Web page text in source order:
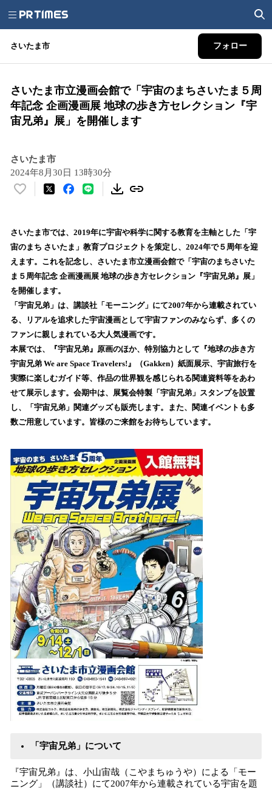
さいたま市 フォロー
さいたま市立漫画会館で「宇宙のまちさいたま５周
年記念 企画漫画展 地球の歩き方セレクション『宇
宙兄弟』展」を開催します
さいたま市
2024年8月30日 13時30分
い
！
数
を
読
込
み
中
で
す
さいたま市では、2019年に宇宙や科学に関する教育を主軸とした「宇
宙のまち さいたま」教育プロジェクトを策定し、2024年で５周年を迎
えます。これを記念し、さいたま市立漫画会館で「宇宙のまちさいた
ま５周年記念 企画漫画展 地球の歩き方セレクション『宇宙兄弟』展」
を開催します。
「宇宙兄弟」は、講談社「モーニング」にて2007年から連載されてい
る、リアルを追求した宇宙漫画として宇宙ファンのみならず、多くの
ファンに親しまれている大人気漫画です。
本展では、『宇宙兄弟』原画のほか、特別協力として『地球の歩き方
宇宙兄弟 We are Space Travelers!』（Gakken）紙面展示、宇宙旅行を
実際に楽しむガイド等、作品の世界観を感じられる関連資料等をあわ
せて展示します。会期中は、展覧会特製「宇宙兄弟」スタンプを設置
し、「宇宙兄弟」関連グッズも販売します。また、関連イベントも多
数ご用意しています。皆様のご来館をお待ちしています。
「宇宙兄弟」について
『宇宙兄弟』は、小山宙哉（こやまちゅうや）による「モー
ニング」（講談社）にて2007年から連載されている宇宙を題